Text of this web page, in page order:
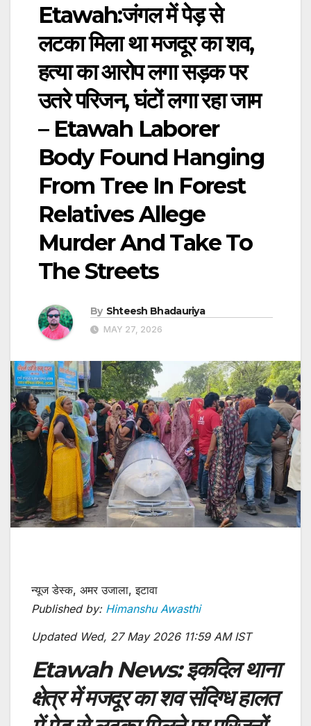
Etawah:जंगल में पेड़ से
लटका मिला था मजदूर का शव,
हत्या का आरोप लगा सड़क पर
उतरे परिजन, घंटों लगा रहा जाम
– Etawah Laborer
Body Found Hanging
From Tree In Forest
Relatives Allege
Murder And Take To
The Streets
By Shteesh Bhadauriya
MAY 27, 2026
न्यूज डेस्क, अमर उजाला, इटावा
Published by: Himanshu Awasthi
Updated Wed, 27 May 2026 11:59 AM IST
Etawah News:इकदिल थाना
क्षेत्र में मजदूर का शव संदिग्ध हालत